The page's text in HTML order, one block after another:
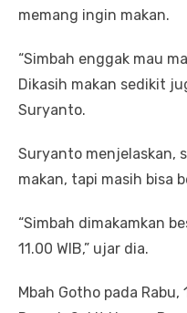
memang ingin makan.
“Simbah enggak mau
Dikasih makan sedikit
Suryanto.
Suryanto menjelaskan,
makan, tapi masih bisa
“Simbah dimakamkan
11.00 WIB,” ujar dia.
Mbah Gotho pada